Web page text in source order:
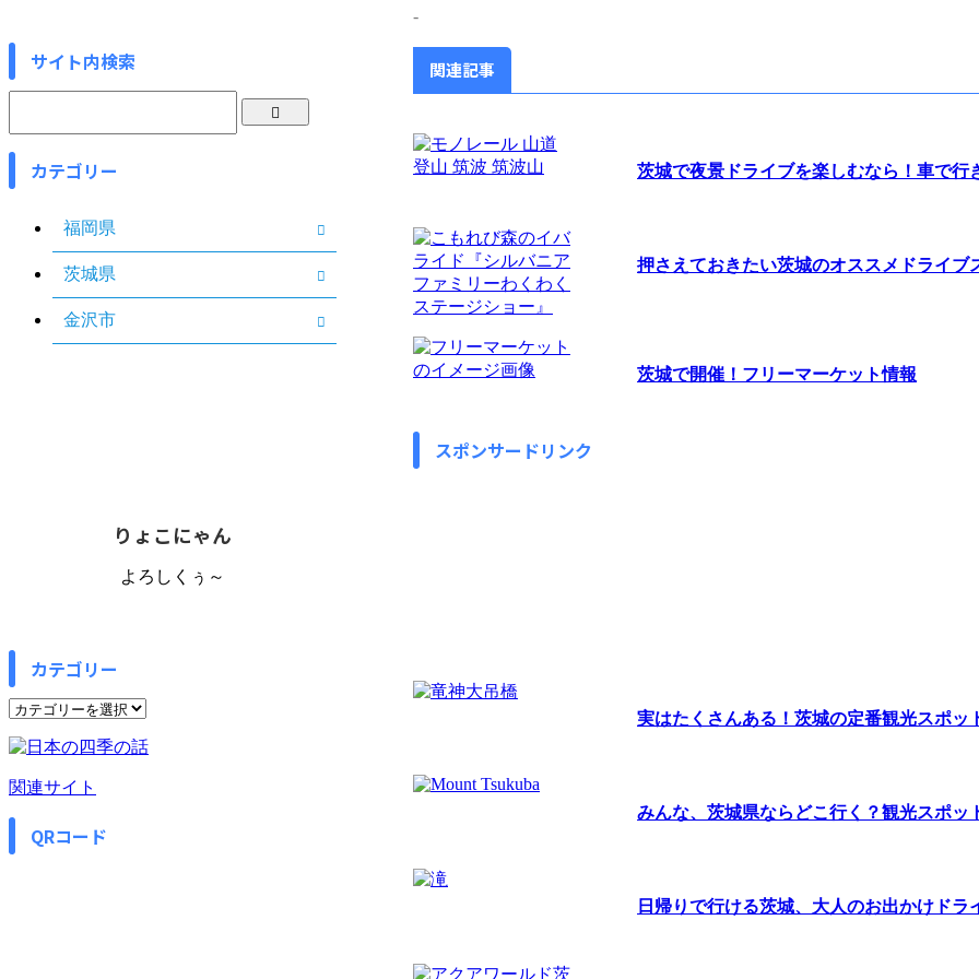
-
関連記事
茨城で夜景ドライブを楽しむなら！車で行
押さえておきたい茨城のオススメドライブ
茨城で開催！フリーマーケット情報
スポンサードリンク
実はたくさんある！茨城の定番観光スポッ
みんな、茨城県ならどこ行く？観光スポッ
日帰りで行ける茨城、大人のお出かけドラ
サイト内検索
カテゴリー
福岡県
茨城県
金沢市
りょこにゃん
よろしくぅ～
カテゴリー
カ
ゴ
リ
ー
関連サイト
QRコード